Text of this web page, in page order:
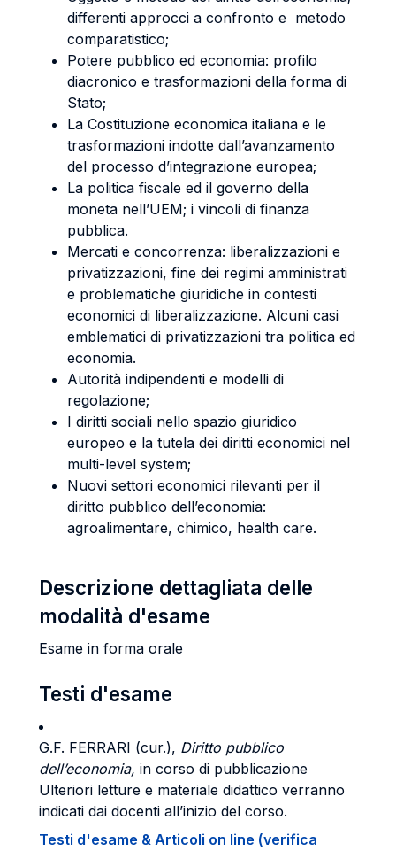
differenti approcci a confronto e metodo
comparatistico;
Potere pubblico ed economia: profilo
diacronico e trasformazioni della forma di
Stato;
La Costituzione economica italiana e le
trasformazioni indotte dall’avanzamento
del processo d’integrazione europea;
La politica fiscale ed il governo della
moneta nell’UEM; i vincoli di finanza
pubblica.
Mercati e concorrenza: liberalizzazioni e
privatizzazioni, fine dei regimi amministrati
e problematiche giuridiche in contesti
economici di liberalizzazione. Alcuni casi
emblematici di privatizzazioni tra politica ed
economia.
Autorità indipendenti e modelli di
regolazione;
I diritti sociali nello spazio giuridico
europeo e la tutela dei diritti economici nel
multi-level system;
Nuovi settori economici rilevanti per il
diritto pubblico dell’economia:
agroalimentare, chimico, health care.
Descrizione dettagliata delle
modalità d'esame
Esame in forma orale
Testi d'esame
G.F. FERRARI (cur.), Diritto pubblico
dell’economia, in corso di pubblicazione
Ulteriori letture e materiale didattico verranno
indicati dai docenti all’inizio del corso.
Testi d'esame & Articoli on line (verifica